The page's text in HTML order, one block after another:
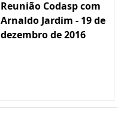
Reunião Codasp com
Arnaldo Jardim - 19 de
dezembro de 2016